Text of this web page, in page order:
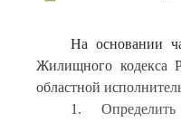
На основании
Жилищного кодекса
областной
1.